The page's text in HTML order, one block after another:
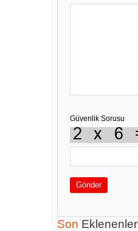
Güvenlik Sorusu
Gönder
Son Eklenenler